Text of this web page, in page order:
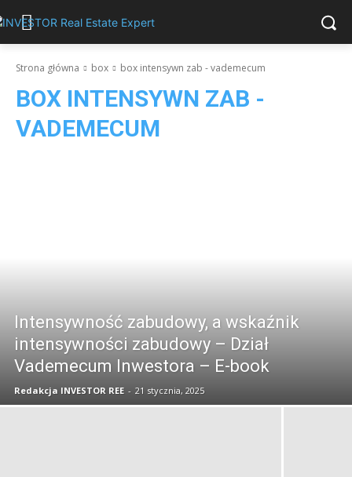
Strona główna box box intensywn zab - vademecum
BOX INTENSYWN ZAB -
VADEMECUM
Intensywność zabudowy, a wskaźnik
intensywności zabudowy – Dział
Vademecum Inwestora – E-book
Redakcja INVESTOR REE - 21 stycznia, 2025